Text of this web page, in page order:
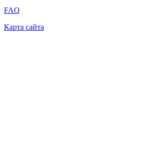
FAQ
Карта сайта